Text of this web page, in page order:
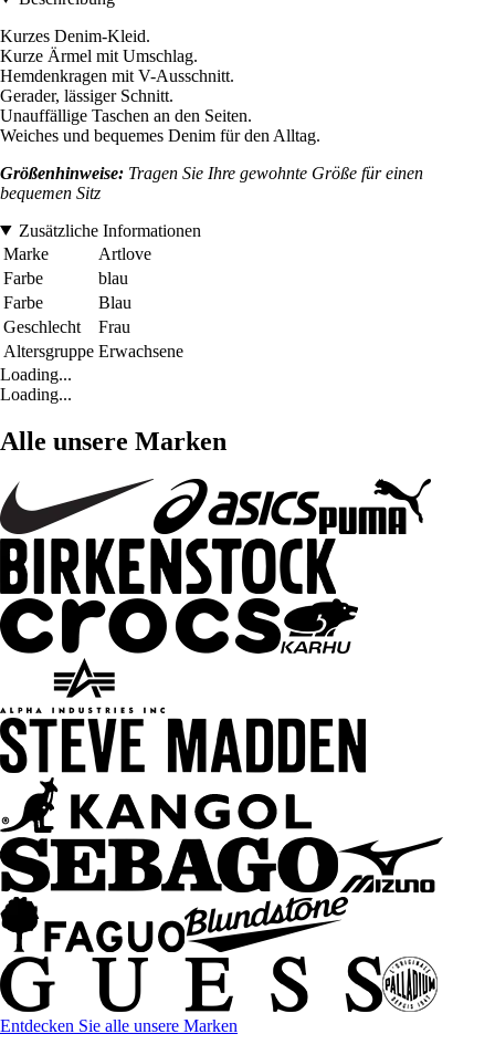
Kurzes Denim-Kleid.
Kurze Ärmel mit Umschlag.
Hemdenkragen mit V-Ausschnitt.
Gerader, lässiger Schnitt.
Unauffällige Taschen an den Seiten.
Weiches und bequemes Denim für den Alltag.
Größenhinweise: Tragen Sie Ihre gewohnte Größe für einen
bequemen Sitz
Zusätzliche Informationen
Marke
Artlove
Farbe
blau
Farbe
Blau
Geschlecht
Frau
Altersgruppe Erwachsene
Loading...
Loading...
Alle unsere Marken
Entdecken Sie alle unsere Marken